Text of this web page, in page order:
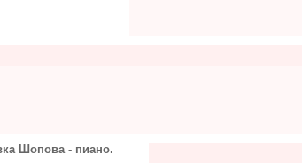
Шопова - пиано.